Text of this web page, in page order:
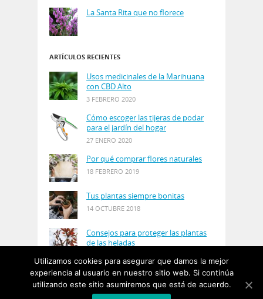
La Santa Rita que no florece
ARTÍCULOS RECIENTES
Usos medicinales de la Marihuana
con CBD Alto
3 FEBRERO 2020
Cómo escoger las tijeras de podar
para el jardín del hogar
27 ENERO 2020
Por qué comprar flores naturales
18 FEBRERO 2019
Tus plantas siempre bonitas
14 OCTUBRE 2018
Consejos para proteger las plantas
de las heladas
© Copyright 2019PlantasyJardines· Designed by
Utilizamos cookies para asegurar que damos la mejor
experiencia al usuario en nuestro sitio web. Si continúa
utilizando este sitio asumiremos que está de acuerdo.